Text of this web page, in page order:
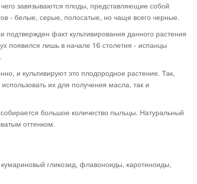
завязываются плоды, представляющие собой
- белые, серые, полосатые, но чаще всего черные.
факт культивирования данного растения
появился лишь в начале 16 столетия - испанцы
и культивируют это плодородное растение. Так,
их для получения масла, так и
большое количество пыльцы. Натуральный
оттенком.
кумариновый гликозид, флавоноиды, каротиноиды,